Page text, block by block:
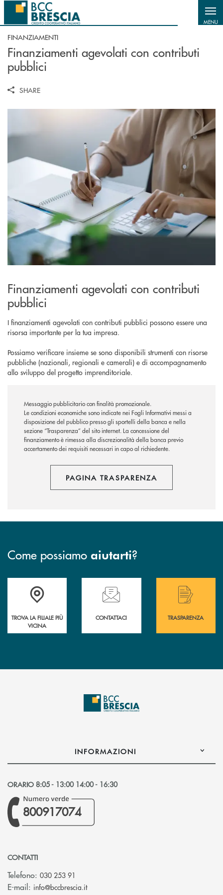
Salta al contenuto principale
MENU
FINANZIAMENTI
Finanziamenti agevolati con contributi
pubblici
SHARE
Finanziamenti agevolati con contributi
pubblici
I finanziamenti agevolati con contributi pubblici possono essere una
risorsa importante per la tua impresa.
Possiamo verificare insieme se sono disponibili strumenti con risorse
pubbliche (nazionali, regionali e camerali) e di accompagnamento
allo sviluppo del progetto imprenditoriale.
Messaggio pubblicitario con finalità promozionale.
Le condizioni economiche sono indicate nei Fogli Informativi messi a
disposizione del pubblico presso gli sportelli della banca e nella
sezione “Trasparenza” del sito internet.La concessione del
finanziamento è rimessa alla discrezionalità della banca previo
accertamento dei requisiti necessari in capo al richiedente.
PAGINA TRASPARENZA
Come possiamo aiutarti?
Accedi all' elenco completo delle filiali .
TROVA LA FILIALE PIÙ
VICINA
Hai bisogno di assistenza immediata?
CONTATTACI
Hai bisogno di
TRASPARENZA
INFORMAZIONI
ORARIO 8:05 - 13:00 14:00 - 16:30
800917074
CONTATTI
Telefono: 030 253 91
E-mail: info@bccbrescia.it(si apre l’app di posta elettronica)